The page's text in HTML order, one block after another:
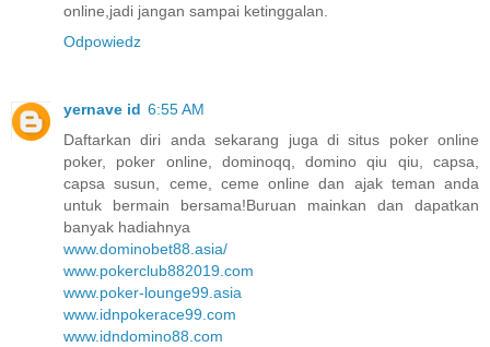
online,jadi jangan sampai ketinggalan.
Odpowiedz
yernave id 6:55 AM
Daftarkan diri anda sekarang juga di situs poker online
poker, poker online, dominoqq, domino qiu qiu, capsa,
capsa susun, ceme, ceme online dan ajak teman anda
untuk bermain bersama!Buruan mainkan dan dapatkan
banyak hadiahnya
www.dominobet88.asia/
www.pokerclub882019.com
www.poker-lounge99.asia
www.idnpokerace99.com
www.idndomino88.com